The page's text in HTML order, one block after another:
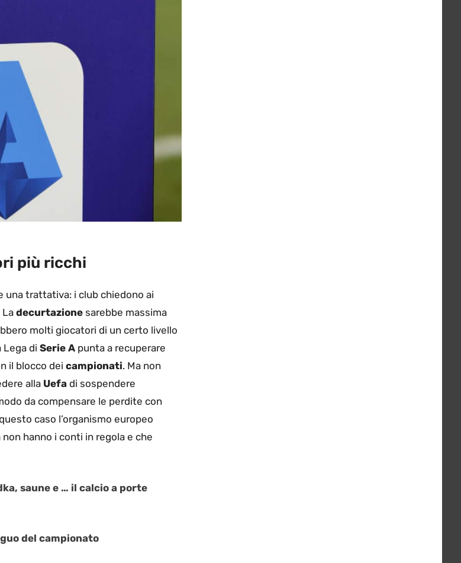
più ricchi
una trattativa: i club chiedono ai
La decurtazione sarebbe massima
molti giocatori di un certo livello
di Serie A punta a recuperare
il blocco dei campionati. Ma non
alla Uefa di sospendere
da compensare le perdite con
caso l’organismo europeo
hanno i conti in regola e che
saune e … il calcio a porte
del campionato